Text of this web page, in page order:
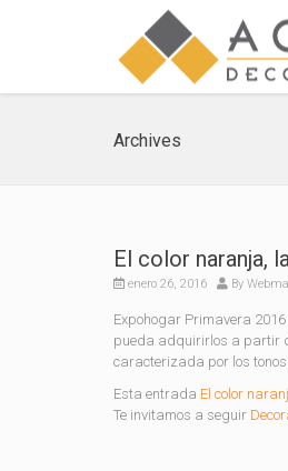
Archives
El color naranja,
enero 26, 2016 By
Expohogar Primavera
pueda adquirirlos a partir
caracterizada por los
Esta entrada El color
Te invitamos a seguir